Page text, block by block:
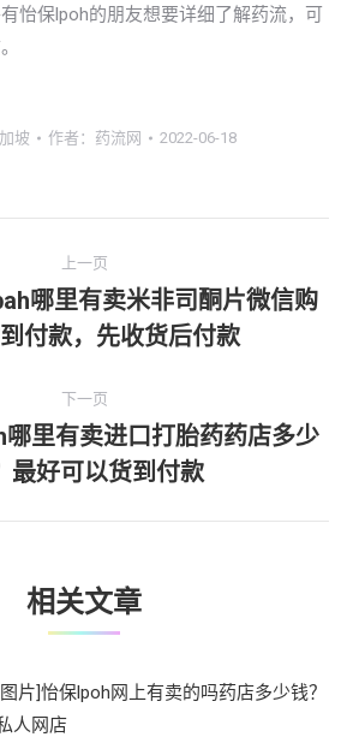
怡保lpoh的朋友想要详细了解药流，可
坡 作者： 药流网 2022-06-18
上一页
上
一
哪里有卖米非司酮片微信购
付款，先收货后付款
下一页
下
一
文
里有卖进口打胎药药店多少
最好可以货到付款
相关文章
片]怡保lpoh网上有卖的吗药店多少钱？
人网店